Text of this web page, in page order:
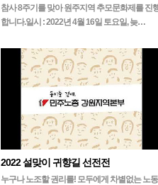
참사 8주기를 맞아 원주지역 추모문화제를 진
합니다.일시 : 2022년 4월 16일 토요일, 늦…
2022 설맞이 귀향길 선전전
누구나 노조할 권리를! 모두에게 차별없는 노동